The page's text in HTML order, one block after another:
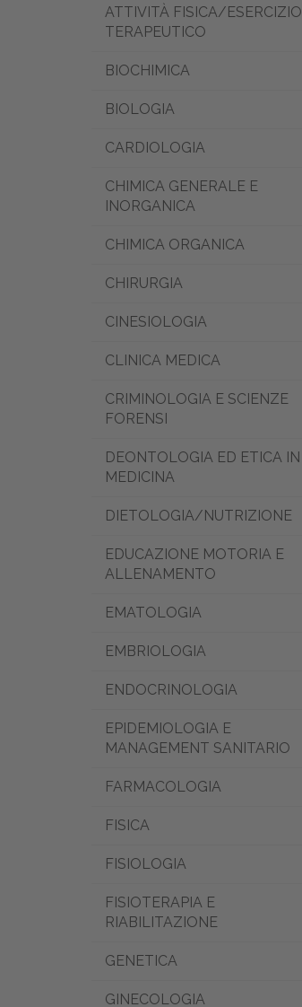
ATTIVITÀ FISICA/ESERCIZIO
TERAPEUTICO
BIOCHIMICA
BIOLOGIA
CARDIOLOGIA
CHIMICA GENERALE E
INORGANICA
CHIMICA ORGANICA
CHIRURGIA
CINESIOLOGIA
CLINICA MEDICA
CRIMINOLOGIA E SCIENZE
FORENSI
DEONTOLOGIA ED ETICA IN
MEDICINA
DIETOLOGIA/NUTRIZIONE
EDUCAZIONE MOTORIA E
ALLENAMENTO
EMATOLOGIA
EMBRIOLOGIA
ENDOCRINOLOGIA
EPIDEMIOLOGIA E
MANAGEMENT SANITARIO
FARMACOLOGIA
FISICA
FISIOLOGIA
FISIOTERAPIA E
RIABILITAZIONE
GENETICA
GINECOLOGIA